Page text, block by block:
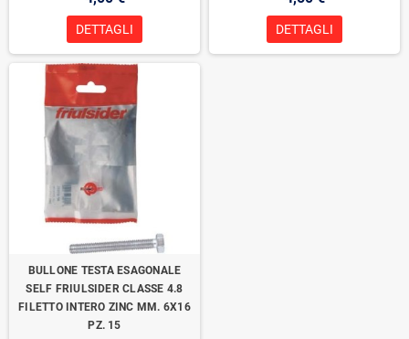
DETTAGLI DETTAGLI
BULLONE TESTA ESAGONALE
SELF FRIULSIDER CLASSE 4.8
FILETTO INTERO ZINC MM. 6X16
PZ. 15